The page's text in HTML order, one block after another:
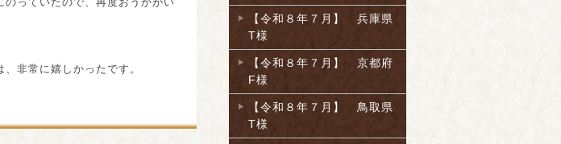
非常に嬉しかったです。
【令和８年７月】 兵庫県
T様
【令和８年７月】 京都府
F様
【令和８年７月】 鳥取県
T様